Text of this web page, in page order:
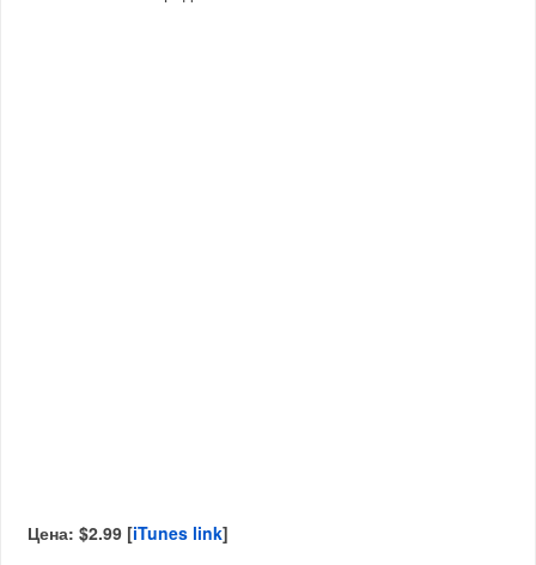
Цена: $2.99 [iTunes link]